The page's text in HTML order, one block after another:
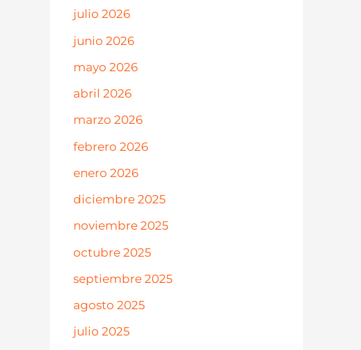
julio 2026
junio 2026
mayo 2026
abril 2026
marzo 2026
febrero 2026
enero 2026
diciembre 2025
noviembre 2025
octubre 2025
septiembre 2025
agosto 2025
julio 2025